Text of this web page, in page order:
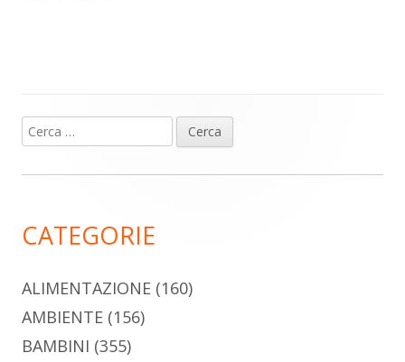
Barra
laterale
Ricerca
per:
CATEGORIE
ALIMENTAZIONE (160)
AMBIENTE (156)
BAMBINI (355)